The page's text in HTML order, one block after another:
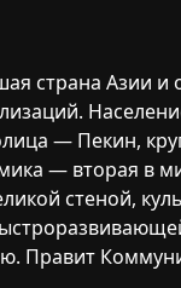
страна Азии и
— Пекин,
— вторая в
стеной,
Правит